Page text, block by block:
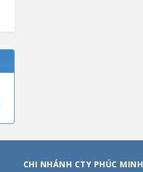
CHI NHÁNH CTY PHÚC MINH